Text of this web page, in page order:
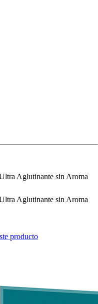
Aglutinante sin Aroma
Aglutinante sin Aroma
producto